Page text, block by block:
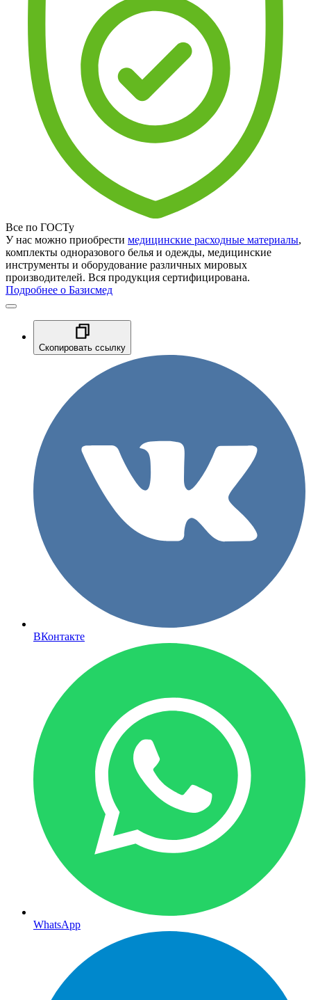
Все по ГОСТу
У нас можно приобрести медицинские расходные материалы,
комплекты одноразового белья и одежды, медицинские
инструменты и оборудование различных мировых
производителей. Вся продукция сертифицирована.
Подробнее о Базисмед
Скопировать ссылку
ВКонтакте
WhatsApp